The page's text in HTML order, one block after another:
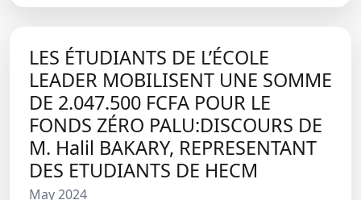
LES ÉTUDIANTS DE L’ÉCOLE
LEADER MOBILISENT UNE SOMME
DE 2.047.500 FCFA POUR LE
FONDS ZÉRO PALU:DISCOURS DE
M. Halil BAKARY, REPRESENTANT
DES ETUDIANTS DE HECM
May 2024